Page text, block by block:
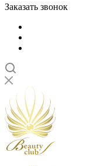
Заказать звонок